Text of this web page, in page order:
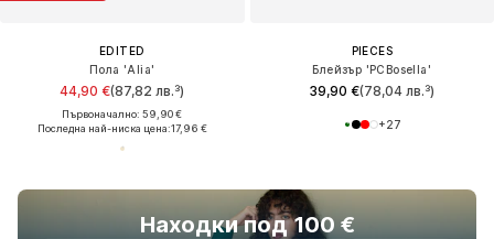
EDITED
Пола 'Alia'
44,90 €(87,82 лв.³)
Първоначално: 59,90 €
Последна най-ниска цена:17,96 €
Находки под 100 €
PIECES
Блейзър 'PCBosella'
39,90 €(78,04 лв.³)
+27